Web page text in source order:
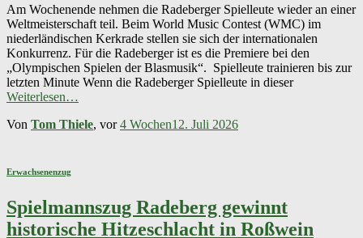
Am Wochenende nehmen die Radeberger Spielleute wieder an einer
Weltmeisterschaft teil. Beim World Music Contest (WMC) im
niederländischen Kerkrade stellen sie sich der internationalen
Konkurrenz. Für die Radeberger ist es die Premiere bei den
„Olympischen Spielen der Blasmusik“. Spielleute trainieren bis zur
letzten Minute Wenn die Radeberger Spielleute in dieser
Weiterlesen…
Von Tom Thiele, vor4 Wochen12. Juli 2026
Erwachsenenzug
Spielmannszug Radeberg gewinnt
historische Hitzeschlacht in Roßwein